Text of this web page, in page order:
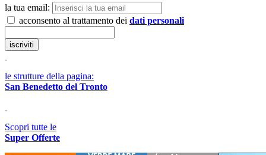
la tua email:
acconsento al trattamento dei dati personali
le strutture della pagina:
San Benedetto del Tronto
Scopri tutte le
Super Offerte